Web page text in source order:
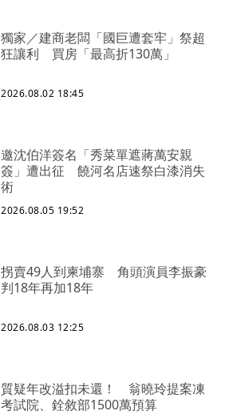
獨家／建商老闆「國巨遭套牢」祭超
狂讓利 買房「最高折130萬」
2026.08.02 18:45
邀沈伯洋簽名「秀菜單遮蔣萬安親
簽」遭出征 饒河名店速祭白漆消失
術
2026.08.05 19:52
拐賣49人到柬埔寨 角頭演員李振豪
判18年再加18年
2026.08.03 12:25
質疑年改溢扣未還！ 翁曉玲提案凍
考試院、銓敘部1500萬預算